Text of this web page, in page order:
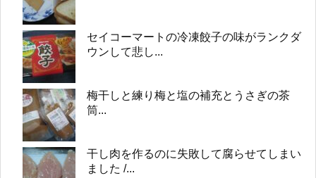
セイコーマートの冷凍餃子の味がランクダ
ウンして悲し...
梅干しと練り梅と塩の補充とうさぎの茶
筒...
干し肉を作るのに失敗して腐らせてしまい
ました /...